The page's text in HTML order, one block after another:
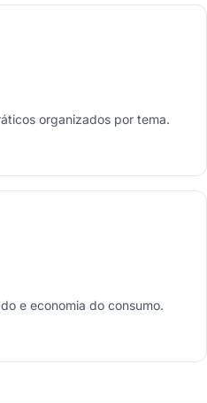
organizados por tema.
e economia do consumo.